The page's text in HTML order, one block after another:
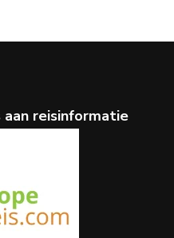
aan reisinformatie